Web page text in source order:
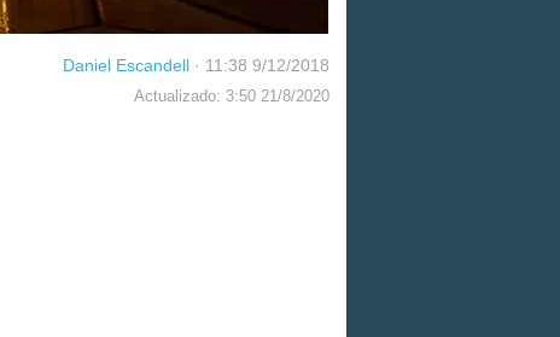
Daniel Escandell · 11:38 9/12/2018
Actualizado: 3:50 21/8/2020